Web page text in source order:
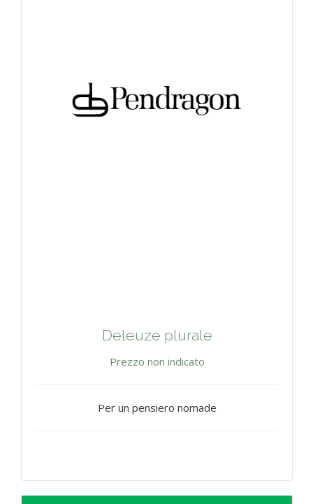
Deleuze plurale
Prezzo non indicato
Per un pensiero nomade